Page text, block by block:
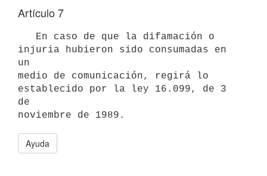
Artículo 7
injuria hubieron sido consumadas en
un
medio de comunicación, regirá lo
establecido por la ley 16.099, de 3
de
Ayuda